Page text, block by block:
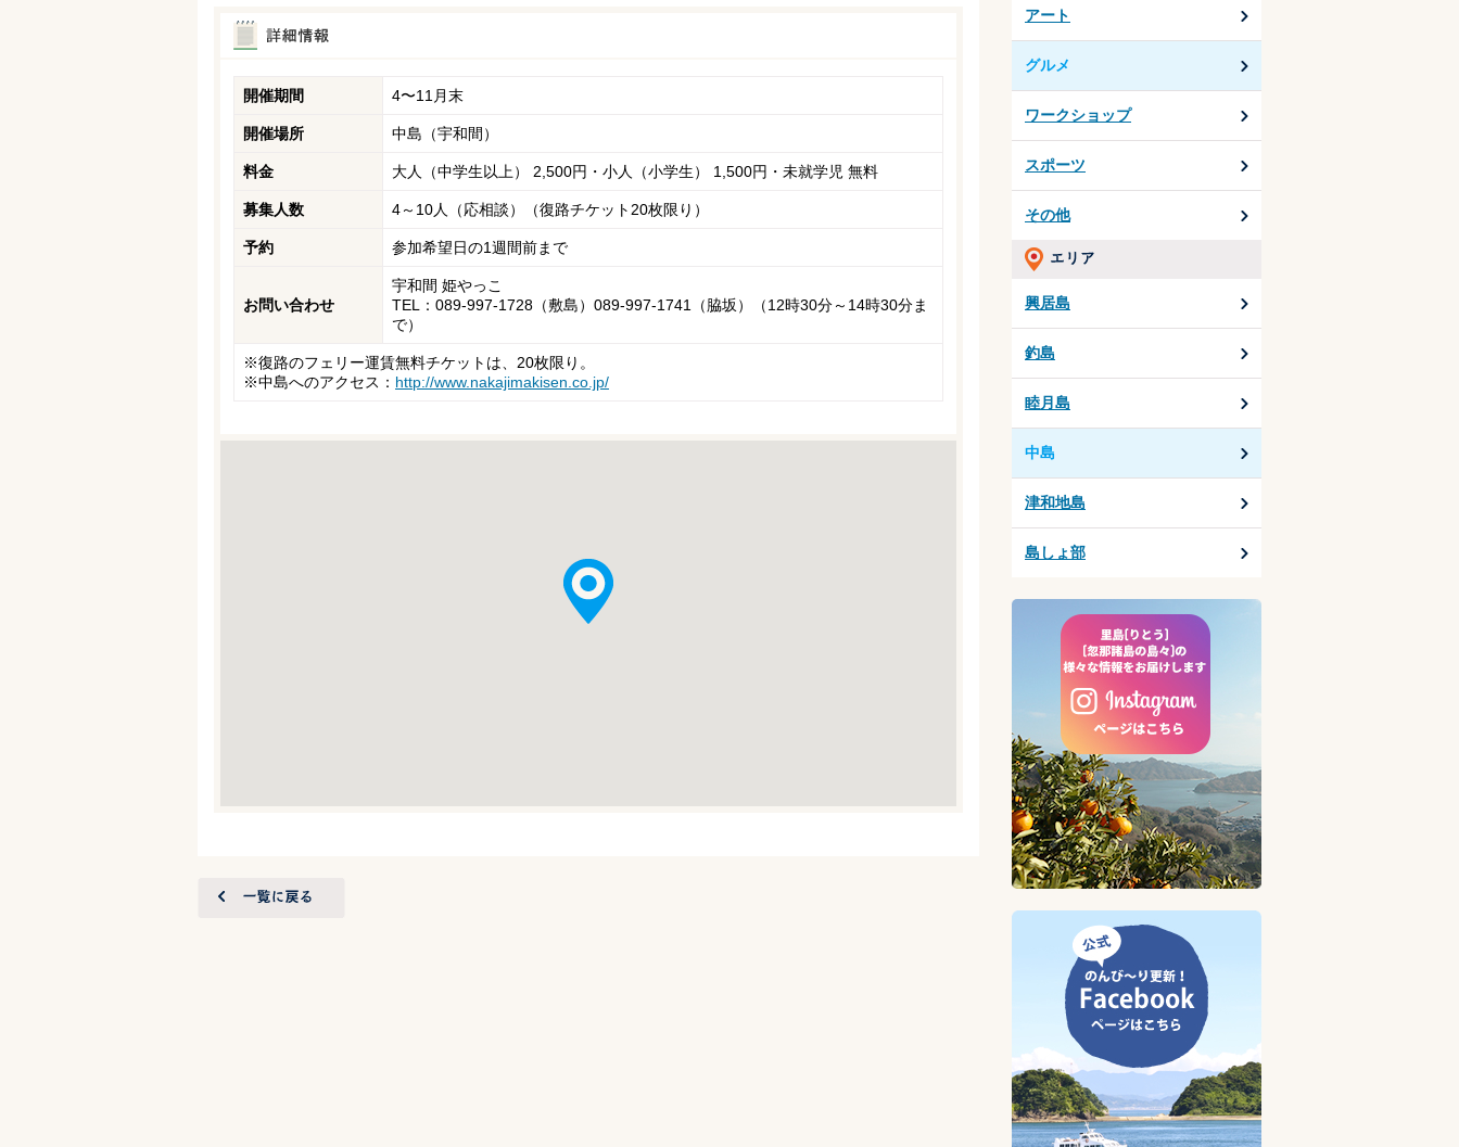
開催期間 4〜11月末
開催場所 中島（宇和間）
料金 大人（中学生以上） 2,500円・小人（小学生） 1,500円・未就学児 無料
募集人数 4～10人（応相談）（復路チケット20枚限り）
予約 参加希望日の1週間前まで
お問い合わせ
宇和間 姫やっこ
TEL：089‐997‐1728（敷島）089-997-1741（脇坂）（12時30分～14時30分ま
で）
※復路のフェリー運賃無料チケットは、20枚限り。
※中島へのアクセス： http://www.nakajimakisen.co.jp/
アート
グルメ
ワークショップ
スポーツ
その他
興居島
釣島
睦月島
中島
津和地島
島しょ部